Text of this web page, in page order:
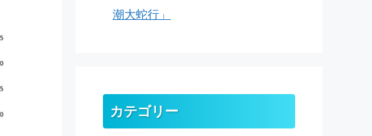
潮大蛇行」
カテゴリー